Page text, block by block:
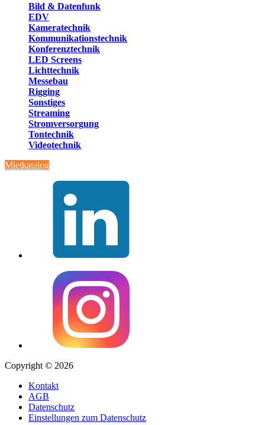
Bild & Datenfunk
EDV
Kameratechnik
Kommunikationstechnik
Konferenztechnik
LED Screens
Lichttechnik
Messebau
Rigging
Sonstiges
Streaming
Stromversorgung
Tontechnik
Videotechnik
Mietkatalog
Copyright © 2026
Kontakt
AGB
Datenschutz
Einstellungen zum Datenschutz